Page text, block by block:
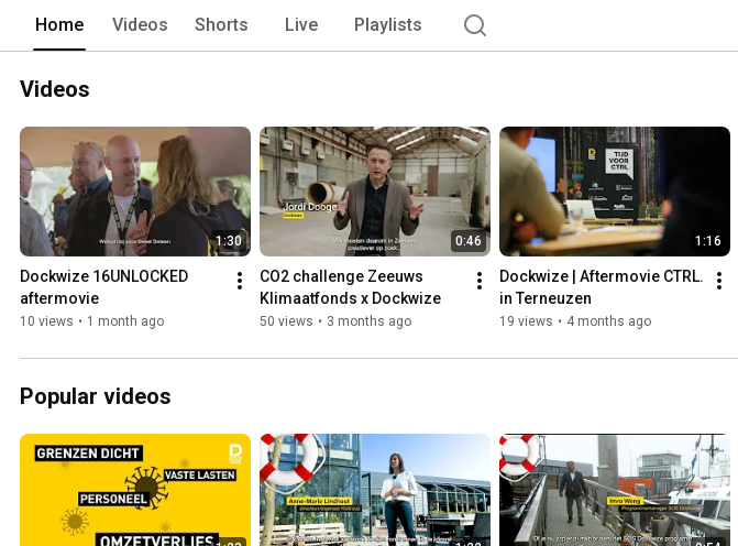
Home Videos Shorts Live Playlists
Videos
1:30
Dockwize 16UNLOCKED
aftermovie
10 views • 1 month ago
0:46
CO2 challenge Zeeuws
Klimaatfonds x Dockwize
50 views • 3 months ago
1:16
Dockwize | Aftermovie CTRL.
in Terneuzen
19 views • 4 months ago
Popular videos